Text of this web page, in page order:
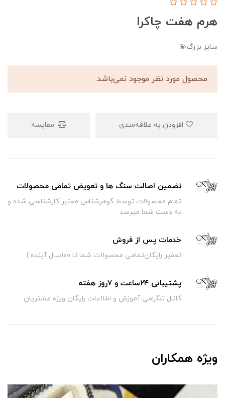
هرم هفت چاکرا
سایز بزرگ💫
محصول مورد نظر موجود نمی‌باشد.
مقایسه
تضمین اصالت سنگ ها و تعویض تمامی محصولات
تمام محصولات توسط گوهرشناس معتبر کارشناسی شده و
به دست شما میرسد
خدمات پس از فروش
تعمیر رایگان‌تمامی محصولات شما تا ۱۰۰سال آینده:)
پشتیبانی ۲۴ساعت و ۷روز هفته
کانال تلگرامی آموزش و اطلاعات رایگان ویژه مشتریان
ویژه همکاران